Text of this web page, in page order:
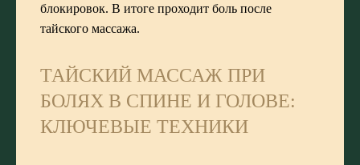
блокировок. В итоге проходит боль после
тайского массажа.
ТАЙСКИЙ МАССАЖ ПРИ
БОЛЯХ В СПИНЕ И ГОЛОВЕ:
КЛЮЧЕВЫЕ ТЕХНИКИ